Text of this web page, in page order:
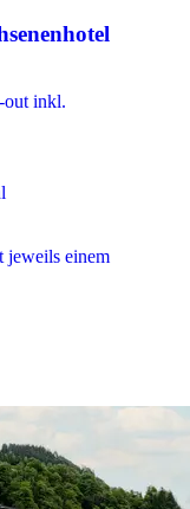
out inkl.
jeweils einem